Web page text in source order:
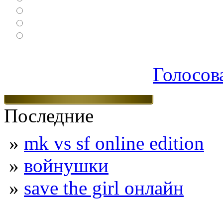
Последние
» mk vs sf online edition
» войнушки
» save the girl онлайн